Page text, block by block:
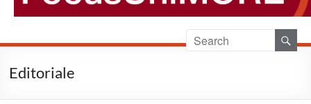
Editoriale